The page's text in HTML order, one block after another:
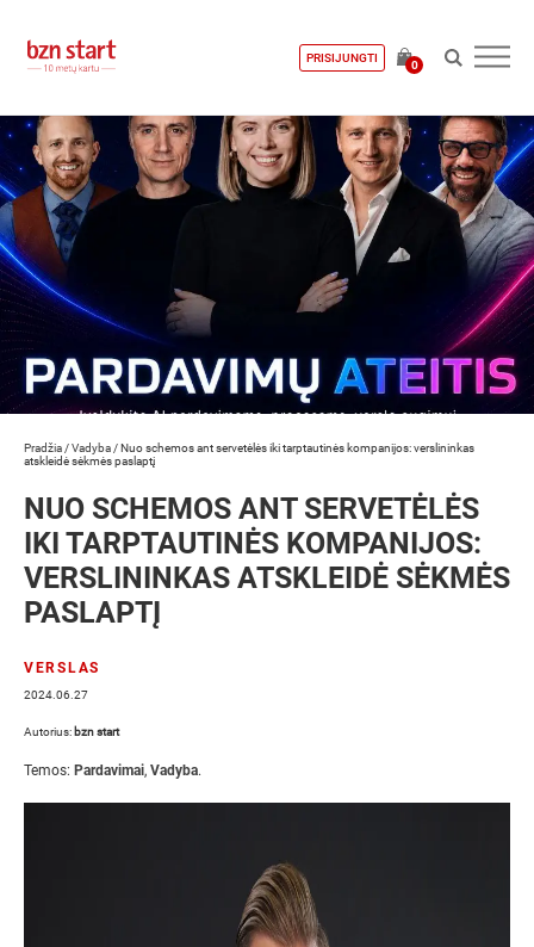
PRISIJUNGTI
0
Pradžia /Vadyba /Nuo schemos ant servetėlės iki tarptautinės kompanijos: verslininkas
atskleidė sėkmės paslaptį
NUO SCHEMOS ANT SERVETĖLĖS
IKI TARPTAUTINĖS KOMPANIJOS:
VERSLININKAS ATSKLEIDĖ SĖKMĖS
PASLAPTĮ
VERSLAS
2024.06.27
Autorius: bzn start
Temos: Pardavimai, Vadyba.